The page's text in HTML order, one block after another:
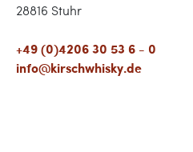
28816 Stuhr
+49 (0)4206 30 53 6 - 0
info@kirschwhisky.de